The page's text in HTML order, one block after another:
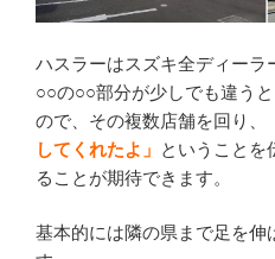
ハスラーはスズキ全ディーラ
○○の○○部分が少しでも違う
ので、その複数店舗を回り、
してくれたよ」 ということを
ることが期待できます。
基本的には隣の県まで足を伸